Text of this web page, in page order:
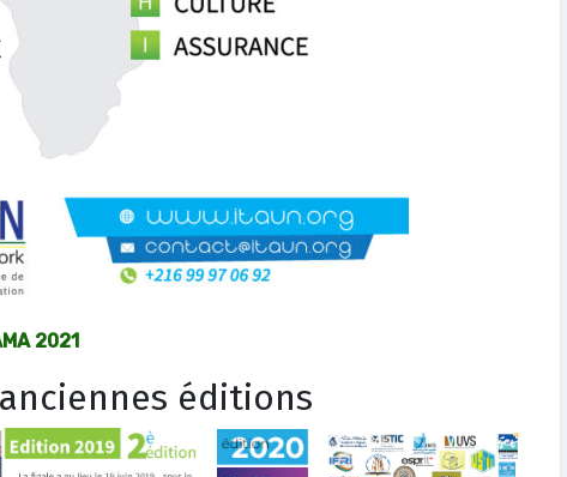
2021
éditions